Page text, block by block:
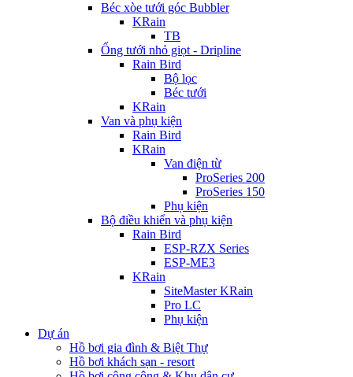
Béc xòe tưới góc Bubbler
KRain
TB
Ống tưới nhỏ giọt - Dripline
Rain Bird
Bộ lọc
Béc tưới
KRain
Van và phụ kiện
Rain Bird
KRain
Van điện từ
ProSeries 200
ProSeries 150
Phụ kiện
Bộ điều khiển và phụ kiện
Rain Bird
ESP-RZX Series
ESP-ME3
KRain
SiteMaster KRain
Pro LC
Phụ kiện
Dự án
Hồ bơi gia đình & Biệt Thự
Hồ bơi khách sạn - resort